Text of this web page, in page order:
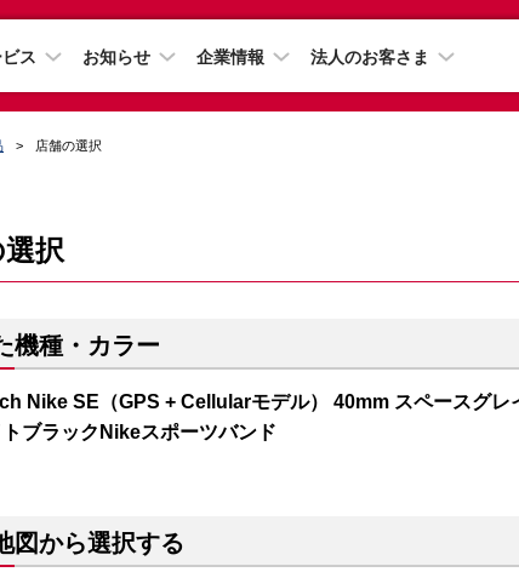
ス お知らせ 企業情報 法人のお客さま
店舗の選択
択
機種・カラー
Nike SE（GPS + Cellularモデル） 40mm スペースグレ
ブラックNikeスポーツバンド
図から選択する